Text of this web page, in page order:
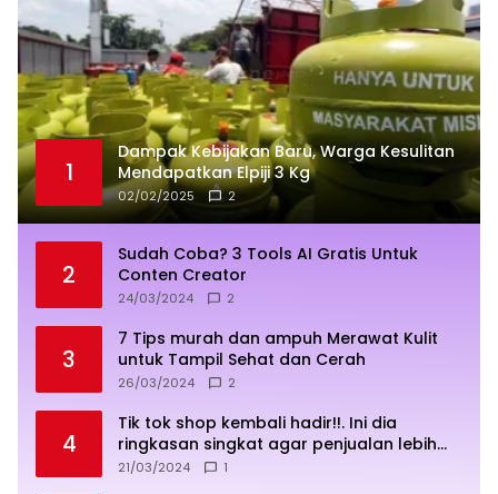
1
Dampak Kebijakan Baru, Warga Kesulitan
Mendapatkan Elpiji 3 Kg
02/02/2025 2
2
Sudah Coba? 3 Tools AI Gratis Untuk
Conten Creator
24/03/2024 2
3
7 Tips murah dan ampuh Merawat Kulit
untuk Tampil Sehat dan Cerah
26/03/2024 2
4
Tik tok shop kembali hadir!!. Ini dia
ringkasan singkat agar penjualan lebih
sukses
21/03/2024 1